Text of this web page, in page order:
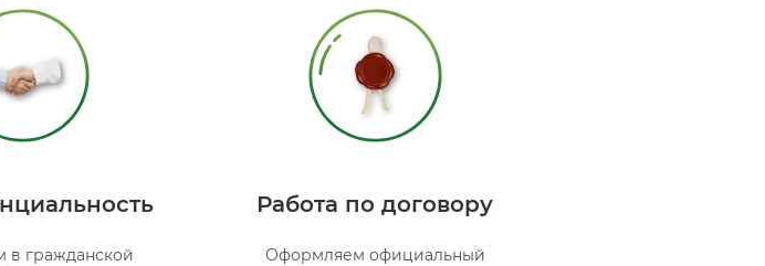
в гражданской
Работа по договору
Оформляем официальный